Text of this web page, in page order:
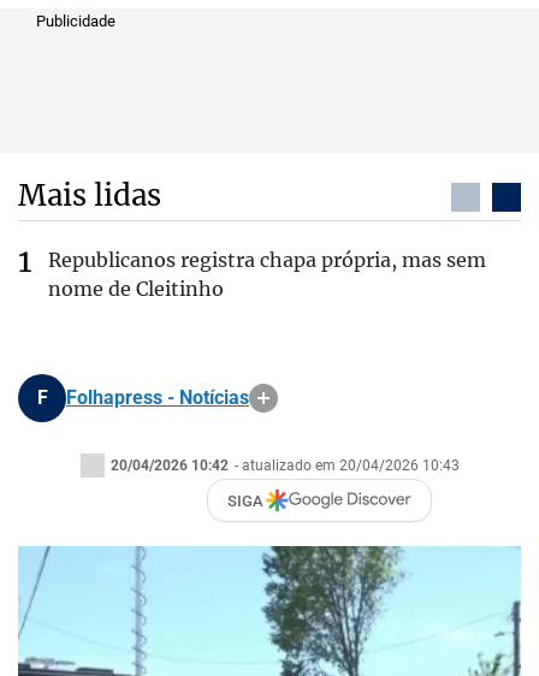
Publicidade
Mais lidas
Republicanos registra chapa própria, mas sem
nome de Cleitinho
F Folhapress - Notícias
20/04/2026 10:42 - atualizado em 20/04/2026 10:43
SIGA